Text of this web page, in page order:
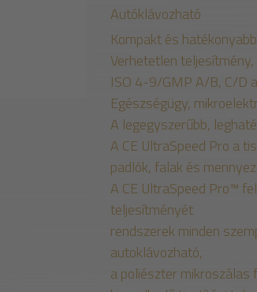
Autóklávozható
Kompakt és
Verhetetlen
ISO 4-9/GMP A/B, C/D
Egészségügy,
A legegyszerűbb,
A CE UltraSpeed ​​Pro a
padlók, falak és
A CE UltraSpeed ​​Pro™
teljesítményét
rendszerek minden
autoklávozható,
a poliészter